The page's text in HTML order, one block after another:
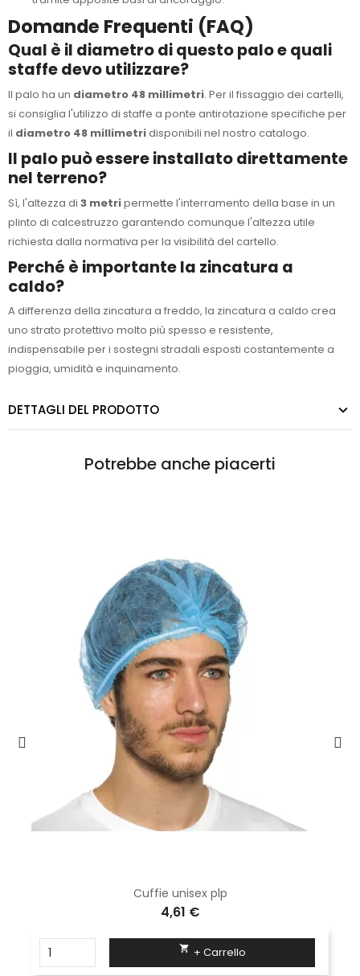
Domande Frequenti (FAQ)
Qual è il diametro di questo palo e quali
staffe devo utilizzare?
Il palo ha un diametro 48 millimetri. Per il fissaggio dei cartelli,
si consiglia l'utilizzo di staffe a ponte antirotazione specifiche per
il diametro 48 millimetridisponibili nel nostro catalogo.
Il palo può essere installato direttamente
nel terreno?
Sì, l'altezza di 3 metripermette l'interramento della base in un
plinto di calcestruzzo garantendo comunque l'altezza utile
richiesta dalla normativa per la visibilità del cartello.
Perché è importante la zincatura a
caldo?
A differenza della zincatura a freddo, la zincatura a caldo crea
uno strato protettivo molto più spesso e resistente,
indispensabile per i sostegni stradali esposti costantemente a
pioggia, umidità e inquinamento.
DETTAGLI DEL PRODOTTO
Potrebbe anche piacerti
Cuffie unisex plp
4,61 €
 + Carrello